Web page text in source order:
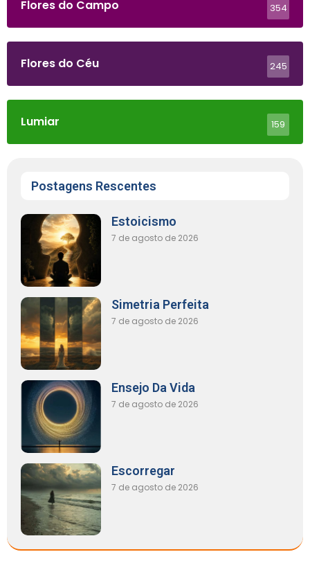
Flores do Campo 354
Flores do Céu 245
Lumiar 159
Postagens Rescentes
Estoicismo
7 de agosto de 2026
Simetria Perfeita
7 de agosto de 2026
Ensejo Da Vida
7 de agosto de 2026
Escorregar
7 de agosto de 2026